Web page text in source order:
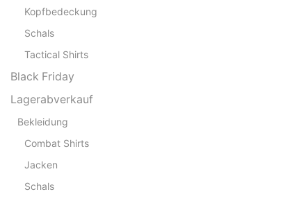
Kopfbedeckung
Schals
Tactical Shirts
Black Friday
Lagerabverkauf
Bekleidung
Combat Shirts
Jacken
Schals